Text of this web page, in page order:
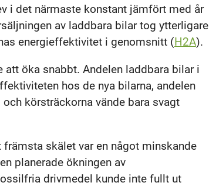
i det närmaste konstant jämfört med år
av laddbara bilar tog ytterligare
energieffektivitet i genomsnitt (H2A).
öka snabbt. Andelen laddbara bilar i
hos de nya bilarna, andelen
körsträckorna vände bara svagt
skälet var en något minskande
planerade ökningen av
drivmedel kunde inte fullt ut